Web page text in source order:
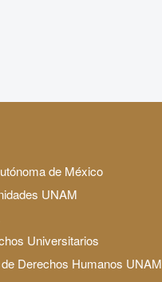
de México
UNAM
Universitarios
Derechos Humanos UNAM